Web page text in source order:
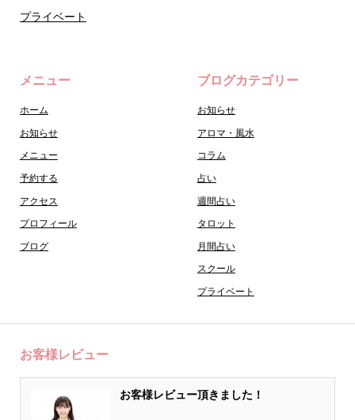
プライベート
メニュー
ホーム
お知らせ
メニュー
予約する
アクセス
プロフィール
ブログ
ブログカテゴリー
お知らせ
アロマ・風水
コラム
占い
週間占い
タロット
月間占い
スクール
プライベート
お客様レビュー
お客様レビュー頂きました！